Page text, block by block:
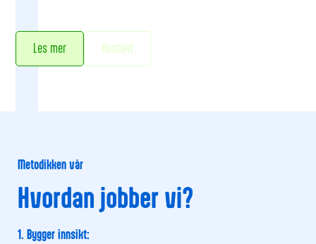
Les mer Kontakt
Metodikken vår
Hvordan jobber vi?
1. Bygger innsikt: